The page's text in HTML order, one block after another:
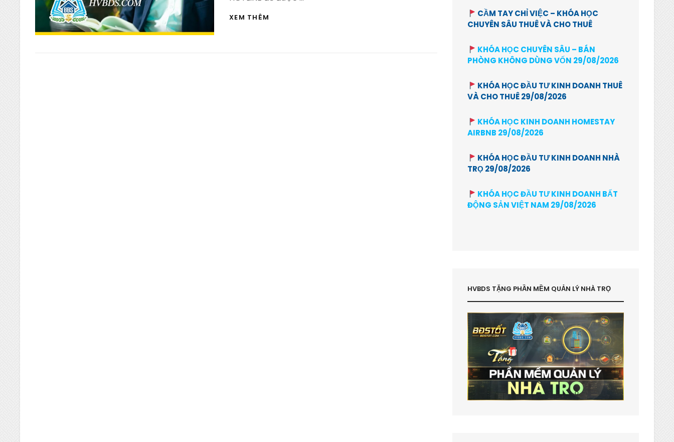
XEM THÊM
CẦM TAY CHỈ VIỆC – KHÓA HỌC
CHUYÊN SÂU THUÊ VÀ CHO THUÊ
KHÓA HỌC CHUYÊN SÂU – BÁN
PHÒNG KHÔNG DÙNG VỐN 29/08/2026
KHÓA HỌC ĐẦU TƯ KINH DOANH THUÊ
VÀ CHO THUÊ 29/08/2026
KHÓA HỌC KINH DOANH HOMESTAY
AIRBNB 29/08/2026
KHÓA HỌC ĐẦU TƯ KINH DOANH NHÀ
TRỌ 29/08/2026
KHÓA HỌC ĐẦU TƯ KINH DOANH BẤT
ĐỘNG SẢN VIỆT NAM 29/08/2026
HVBDS TẶNG PHẦN MỀM QUẢN LÝ NHÀ TRỌ